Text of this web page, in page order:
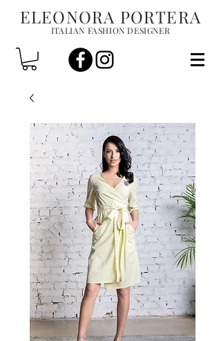
ELEONORA PORTERA
ITALIAN FASHION DESIGNER